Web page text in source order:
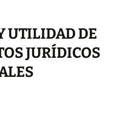
UTILIDAD DE
JURÍDICOS